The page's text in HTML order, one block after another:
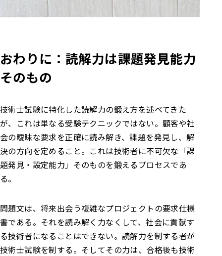
おわりに：読解力は課題発見能力
そのもの
技術士試験に特化した読解力の鍛え方を述べてきた
が、これは単なる受験テクニックではない。顧客や社
会の曖昧な要求を正確に読み解き、課題を発見し、解
決の方向を定めること。これは技術者に不可欠な「課
題発見・設定能力」そのものを鍛えるプロセスであ
る。
問題文は、将来出会う複雑なプロジェクトの要求仕様
書である。それを読み解く力なくして、社会に貢献す
る技術者になることはできない。読解力を制する者が
技術士試験を制する。そしてその力は、合格後も技術